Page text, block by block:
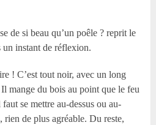
de si beau qu’un poêle ? reprit le
un instant de réflexion.
! C’est tout noir, avec un long
mange du bois au point que le feu
se mettre au-dessus ou au-
rien de plus agréable. Du reste,